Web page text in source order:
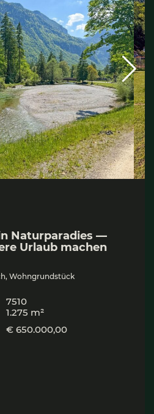
Natur­pa­ra­dies —
Urlaub machen
Wohngrundstück
7510
1.275 m²
€ 650.000,00